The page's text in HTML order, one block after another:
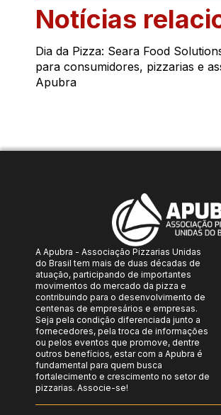
Notícias
Dia da Pizza: Seara Food
para consumidores, pizzarias e
Apubra
A Apubra - Associação Pizzarias Unidas
do Brasil tem mais de duas décadas de
atuação, participando de importantes
movimentos do mercado da pizza e
contribuindo para o desenvolvimento de
centenas de empresários e empresas.
Seja pela condição diferenciada junto a
fornecedores, pela troca de informações
ou pelos eventos que promove, dentre
outros benefícios, estar com a Apubra é
fundamental para quem busca
fortalecimento e crescimento no setor de
pizzarias. Associe-se!